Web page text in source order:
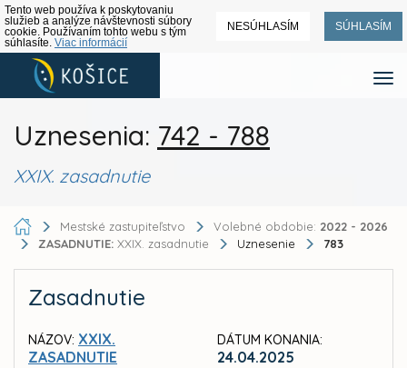
Tento web používa k poskytovaniu
služieb a analýze návštevnosti súbory
cookie. Používaním tohto webu s tým
súhlasíte. Viac informácií
NESÚHLASÍM SÚHLASÍM
Uznesenia: 742 - 788
XXIX. zasadnutie
Mestské zastupiteľstvo Volebné obdobie: 2022 - 2026
ZASADNUTIE: XXIX. zasadnutie Uznesenie 783
Zasadnutie
NÁZOV: XXIX.
ZASADNUTIE
DÁTUM KONANIA:
24.04.2025